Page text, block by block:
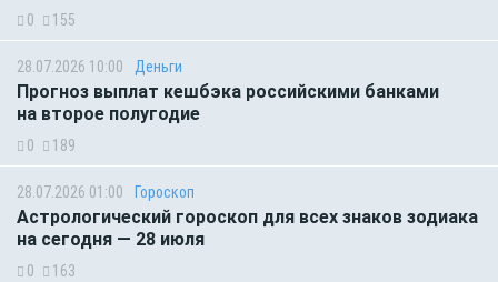
0 155
28.07.2026 10:00 Деньги
Прогноз выплат кешбэка российскими банками
на второе полугодие
0 189
28.07.2026 01:00 Гороскоп
Астрологический гороскоп для всех знаков зодиака
на сегодня — 28 июля
0 163